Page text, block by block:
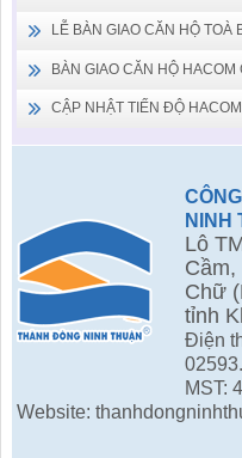
LỄ BÀN GIAO CĂN HỘ
BÀN GIAO CĂN HỘ HACOM
CẬP NHẬT TIẾN ĐỘ
NINH
Lô
Chữ
tỉnh
Điện
MST:
Website: